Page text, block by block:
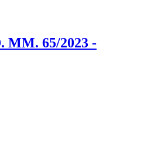
MM. 65/2023 -